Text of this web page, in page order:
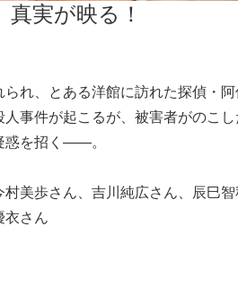
実が映る！
れ、とある洋館に訪れた探偵・
事件が起こるが、被害者がのこ
惑を招く――。
美歩さん、吉川純広さん、辰巳
衣さん